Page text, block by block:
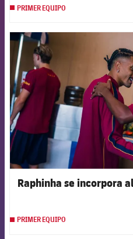
PRIMER EQUIPO
Raphinha se incorpora
PRIMER EQUIPO